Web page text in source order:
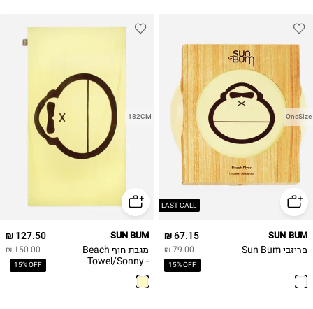
LAST CALL
OneSize
67.15 ₪
79.00 ₪
15% OFF
SUN BUM
פריזבי Sun Bum
182CM
127.50 ₪
150.00 ₪
15% OFF
SUN BUM
מגבת חוף Beach
Towel/Sonny -